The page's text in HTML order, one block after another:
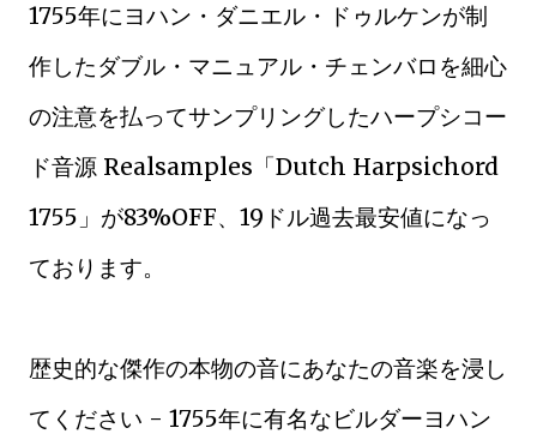
1755年にヨハン・ダニエル・ドゥルケンが制
作したダブル・マニュアル・チェンバロを細心
の注意を払ってサンプリングしたハープシコー
ド音源 Realsamples「Dutch Harpsichord
1755」が83%OFF、19ドル過去最安値になっ
ております。
歴史的な傑作の本物の音にあなたの音楽を浸し
てください - 1755年に有名なビルダーヨハン